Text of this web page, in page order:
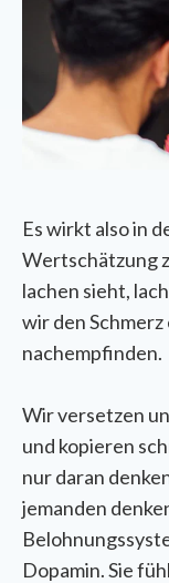
Es wirkt also in
Wertschätzung
lachen sieht,
wir den
nachempfinden.
Wir versetzen
und kopieren
nur daran
jemanden
Dopamin. Sie